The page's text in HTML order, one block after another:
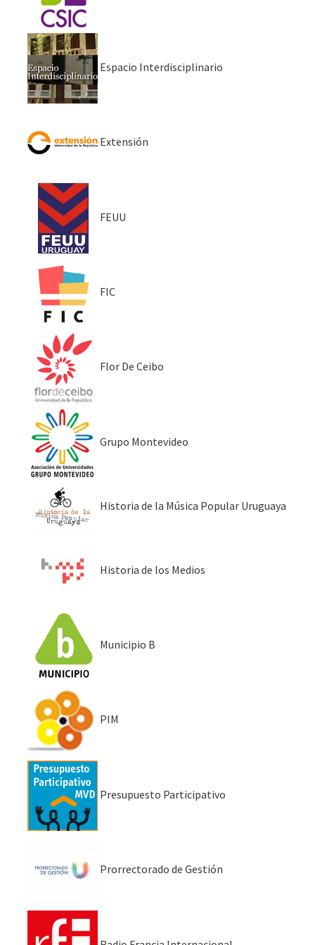
Espacio Interdisciplinario
Extensión
FEUU
FIC
Flor De Ceibo
Grupo Montevideo
Historia de la Música Popular Uruguaya
Historia de los Medios
Municipio B
PIM
Presupuesto Participativo
Prorrectorado de Gestión